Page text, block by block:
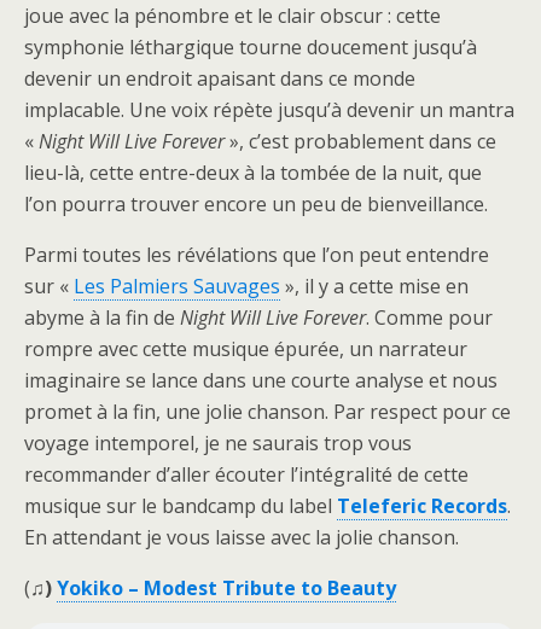
joue avec la pénombre et le clair obscur : cette
symphonie léthargique tourne doucement jusqu’à
devenir un endroit apaisant dans ce monde
implacable. Une voix répète jusqu’à devenir un mantra
«Night Will Live Forever», c’est probablement dans ce
lieu-là, cette entre-deux à la tombée de la nuit, que
l’on pourra trouver encore un peu de bienveillance.
Parmi toutes les révélations que l’on peut entendre
sur « Les Palmiers Sauvages », il y a cette mise en
abyme à la fin de Night Will Live Forever. Comme pour
rompre avec cette musique épurée, un narrateur
imaginaire se lance dans une courte analyse et nous
promet à la fin, une jolie chanson. Par respect pour ce
voyage intemporel, je ne saurais trop vous
recommander d’aller écouter l’intégralité de cette
musique sur le bandcamp du label Teleferic Records.
En attendant je vous laisse avec la jolie chanson.
(♫)Yokiko – Modest Tribute to Beauty